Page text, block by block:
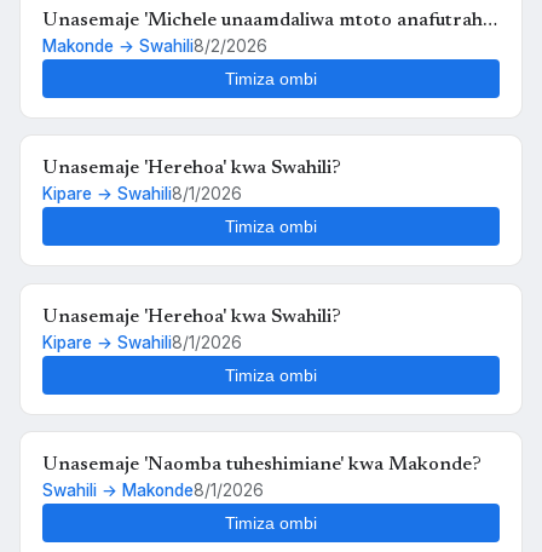
Unasemaje 'Michele unaamdaliwa mtoto anafutrahia'
kwa Swahili?
Makonde → Swahili8/2/2026
Timiza ombi
Unasemaje 'Herehoa' kwa Swahili?
Kipare → Swahili8/1/2026
Timiza ombi
Unasemaje 'Herehoa' kwa Swahili?
Kipare → Swahili8/1/2026
Timiza ombi
Unasemaje 'Naomba tuheshimiane' kwa Makonde?
Swahili → Makonde8/1/2026
Timiza ombi